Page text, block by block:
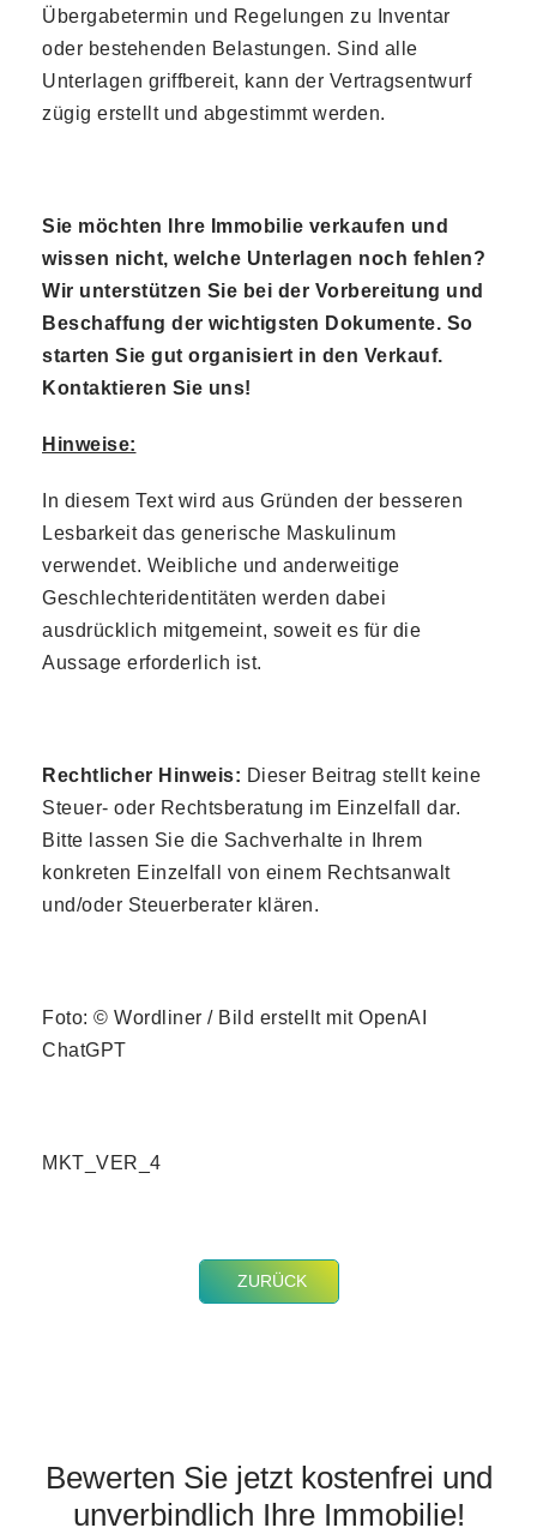
Übergabetermin und Regelungen zu Inventar
oder bestehenden Belastungen. Sind alle
Unterlagen griffbereit, kann der Vertragsentwurf
zügig erstellt und abgestimmt werden.
Sie möchten Ihre Immobilie verkaufen und
wissen nicht, welche Unterlagen noch fehlen?
Wir unterstützen Sie bei der Vorbereitung und
Beschaffung der wichtigsten Dokumente. So
starten Sie gut organisiert in den Verkauf.
Kontaktieren Sie uns!
Hinweise:
In diesem Text wird aus Gründen der besseren
Lesbarkeit das generische Maskulinum
verwendet. Weibliche und anderweitige
Geschlechteridentitäten werden dabei
ausdrücklich mitgemeint, soweit es für die
Aussage erforderlich ist.
Rechtlicher Hinweis: Dieser Beitrag stellt keine
Steuer- oder Rechtsberatung im Einzelfall dar.
Bitte lassen Sie die Sachverhalte in Ihrem
konkreten Einzelfall von einem Rechtsanwalt
und/oder Steuerberater klären.
Foto: © Wordliner / Bild erstellt mit OpenAI
ChatGPT
MKT_VER_4
ZURÜCK
Bewerten Sie jetzt kostenfrei und
unverbindlich Ihre Immobilie!